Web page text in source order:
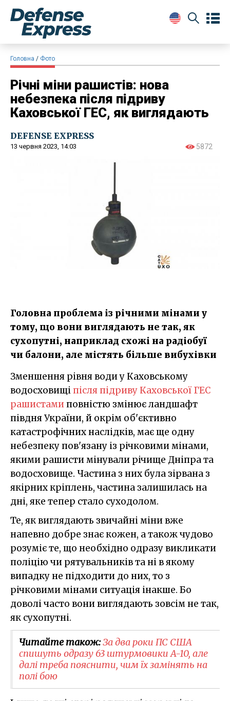
Головна Фото
Річні міни рашистів: нова
небезпека після підриву
Каховської ГЕС, як виглядають
DEFENSE EXPRESS
13 червня 2023, 14:03 5872
Головна проблема із річними мінами у
тому, що вони виглядають не так, як
сухопутні, наприклад схожі на радіобуї
чи балони, але містять більше вибухівки
Зменшення рівня води у Каховському
водосховищіпісля підриву Каховської ГЕС
рашистамиповністю змінює ландшафт
півдня України, й окрім об'єктивно
катастрофічних наслідків, має ще одну
небезпеку пов'язану із річковими мінами,
якими рашисти мінували річище Дніпра та
водосховище. Частина з них була зірвана з
якірних кріплень, частина залишилась на
дні, яке тепер стало суходолом.
Те, як виглядають звичайні міни вже
напевно добре знає кожен, а також чудово
розуміє те, що необхідно одразу викликати
поліцію чи рятувальників та ні в якому
випадку не підходити до них, то з
річковими мінами ситуація інакше. Бо
доволі часто вони виглядають зовсім не так,
як сухопутні.
Читайте також:За два роки ПС США
спишуть одразу 63 штурмовики A-10, але
далі треба пояснити, чим їх замінять на
полі бою